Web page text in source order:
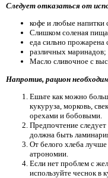
Следует отказаться от
кофе и любые напитки
Слишком соленая
еда сильно прожарена
различных маринадов;
Масло сливочное с
Напротив, рацион
Ешьте как можно
кукуруза, морковь,
орехами и бобовыми.
Предпочтение
должна быть
От белого хлеба
атрономии.
Если нет проблем с
используйте чеснок в